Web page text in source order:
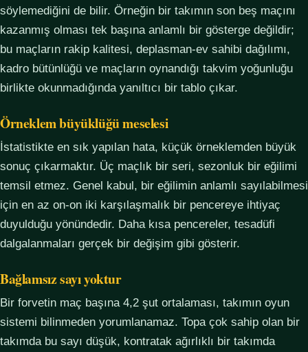
söylemediğini de bilir. Örneğin bir takımın son beş maçını
kazanmış olması tek başına anlamlı bir gösterge değildir;
bu maçların rakip kalitesi, deplasman-ev sahibi dağılımı,
kadro bütünlüğü ve maçların oynandığı takvim yoğunluğu
birlikte okunmadığında yanıltıcı bir tablo çıkar.
Örneklem büyüklüğü meselesi
İstatistikte en sık yapılan hata, küçük örneklemden büyük
sonuç çıkarmaktır. Üç maçlık bir seri, sezonluk bir eğilimi
temsil etmez. Genel kabul, bir eğilimin anlamlı sayılabilmesi
için en az on-on iki karşılaşmalık bir pencereye ihtiyaç
duyulduğu yönündedir. Daha kısa pencereler, tesadüfi
dalgalanmaları gerçek bir değişim gibi gösterir.
Bağlamsız sayı yoktur
Bir forvetin maç başına 4,2 şut ortalaması, takımın oyun
sistemi bilinmeden yorumlanamaz. Topa çok sahip olan bir
takımda bu sayı düşük, kontratak ağırlıklı bir takımda